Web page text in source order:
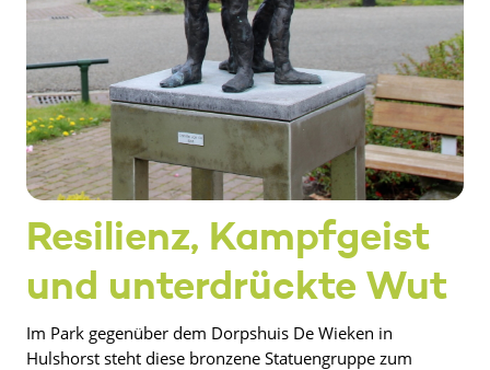
Resilienz, Kampfgeist
und unterdrückte Wut
Im Park gegenüber dem Dorpshuis De Wieken in
Hulshorst steht diese bronzene Statuengruppe zum